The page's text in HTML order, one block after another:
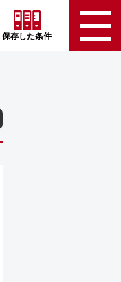
保存した条件